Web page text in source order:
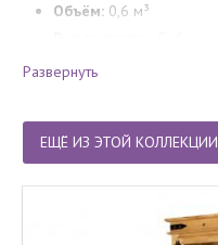
Объём: 0,6 м³
Развернуть
ЕЩЁ ИЗ ЭТОЙ КОЛЛЕКЦИИ